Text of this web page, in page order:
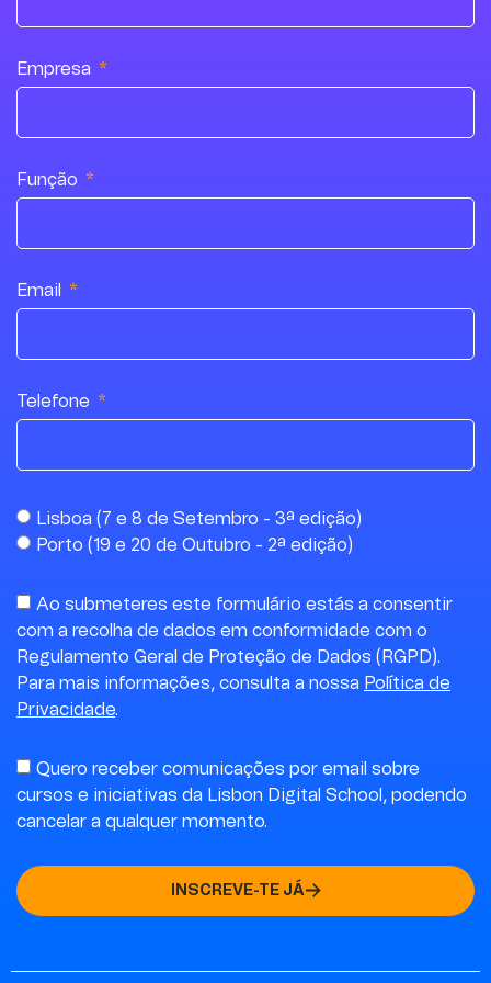
exigente, mas muito bem
conduzida. Os formadores
demonstraram grande
conseguiram explicar
forma clara, acessível e
muito empática. A
também toda a diferença,
pela interação direta, pela
partilha em sala e pela
proximidade com os
participantes. Uma semana
depois do curso já estava a
aplicar conceitos e
formação, o que
demonstra bem a sua
Empresa
Função
Email
Telefone
Lisboa (7 e 8 de Setembro - 3ª edição)
Porto (19 e 20 de Outubro - 2ª edição)
Ao submeteres este formulário estás a consentir
com a recolha de dados em conformidade com o
Regulamento Geral de Proteção de Dados (RGPD).
Para mais informações, consulta a nossa Política de
Privacidade.
Quero receber comunicações por email sobre
cursos e iniciativas da Lisbon Digital School, podendo
cancelar a qualquer momento.
INSCREVE-TE JÁ